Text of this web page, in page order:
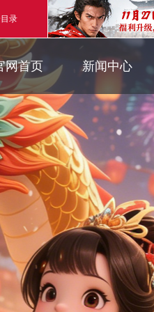
录
《勇士ol》预约开启
横版格斗动作网游
玄幻游戏
玄天之剑
剑啸九州
猛将OL
网首页 新闻中心
新闻公告
新闻活动
新闻专题
游戏攻略